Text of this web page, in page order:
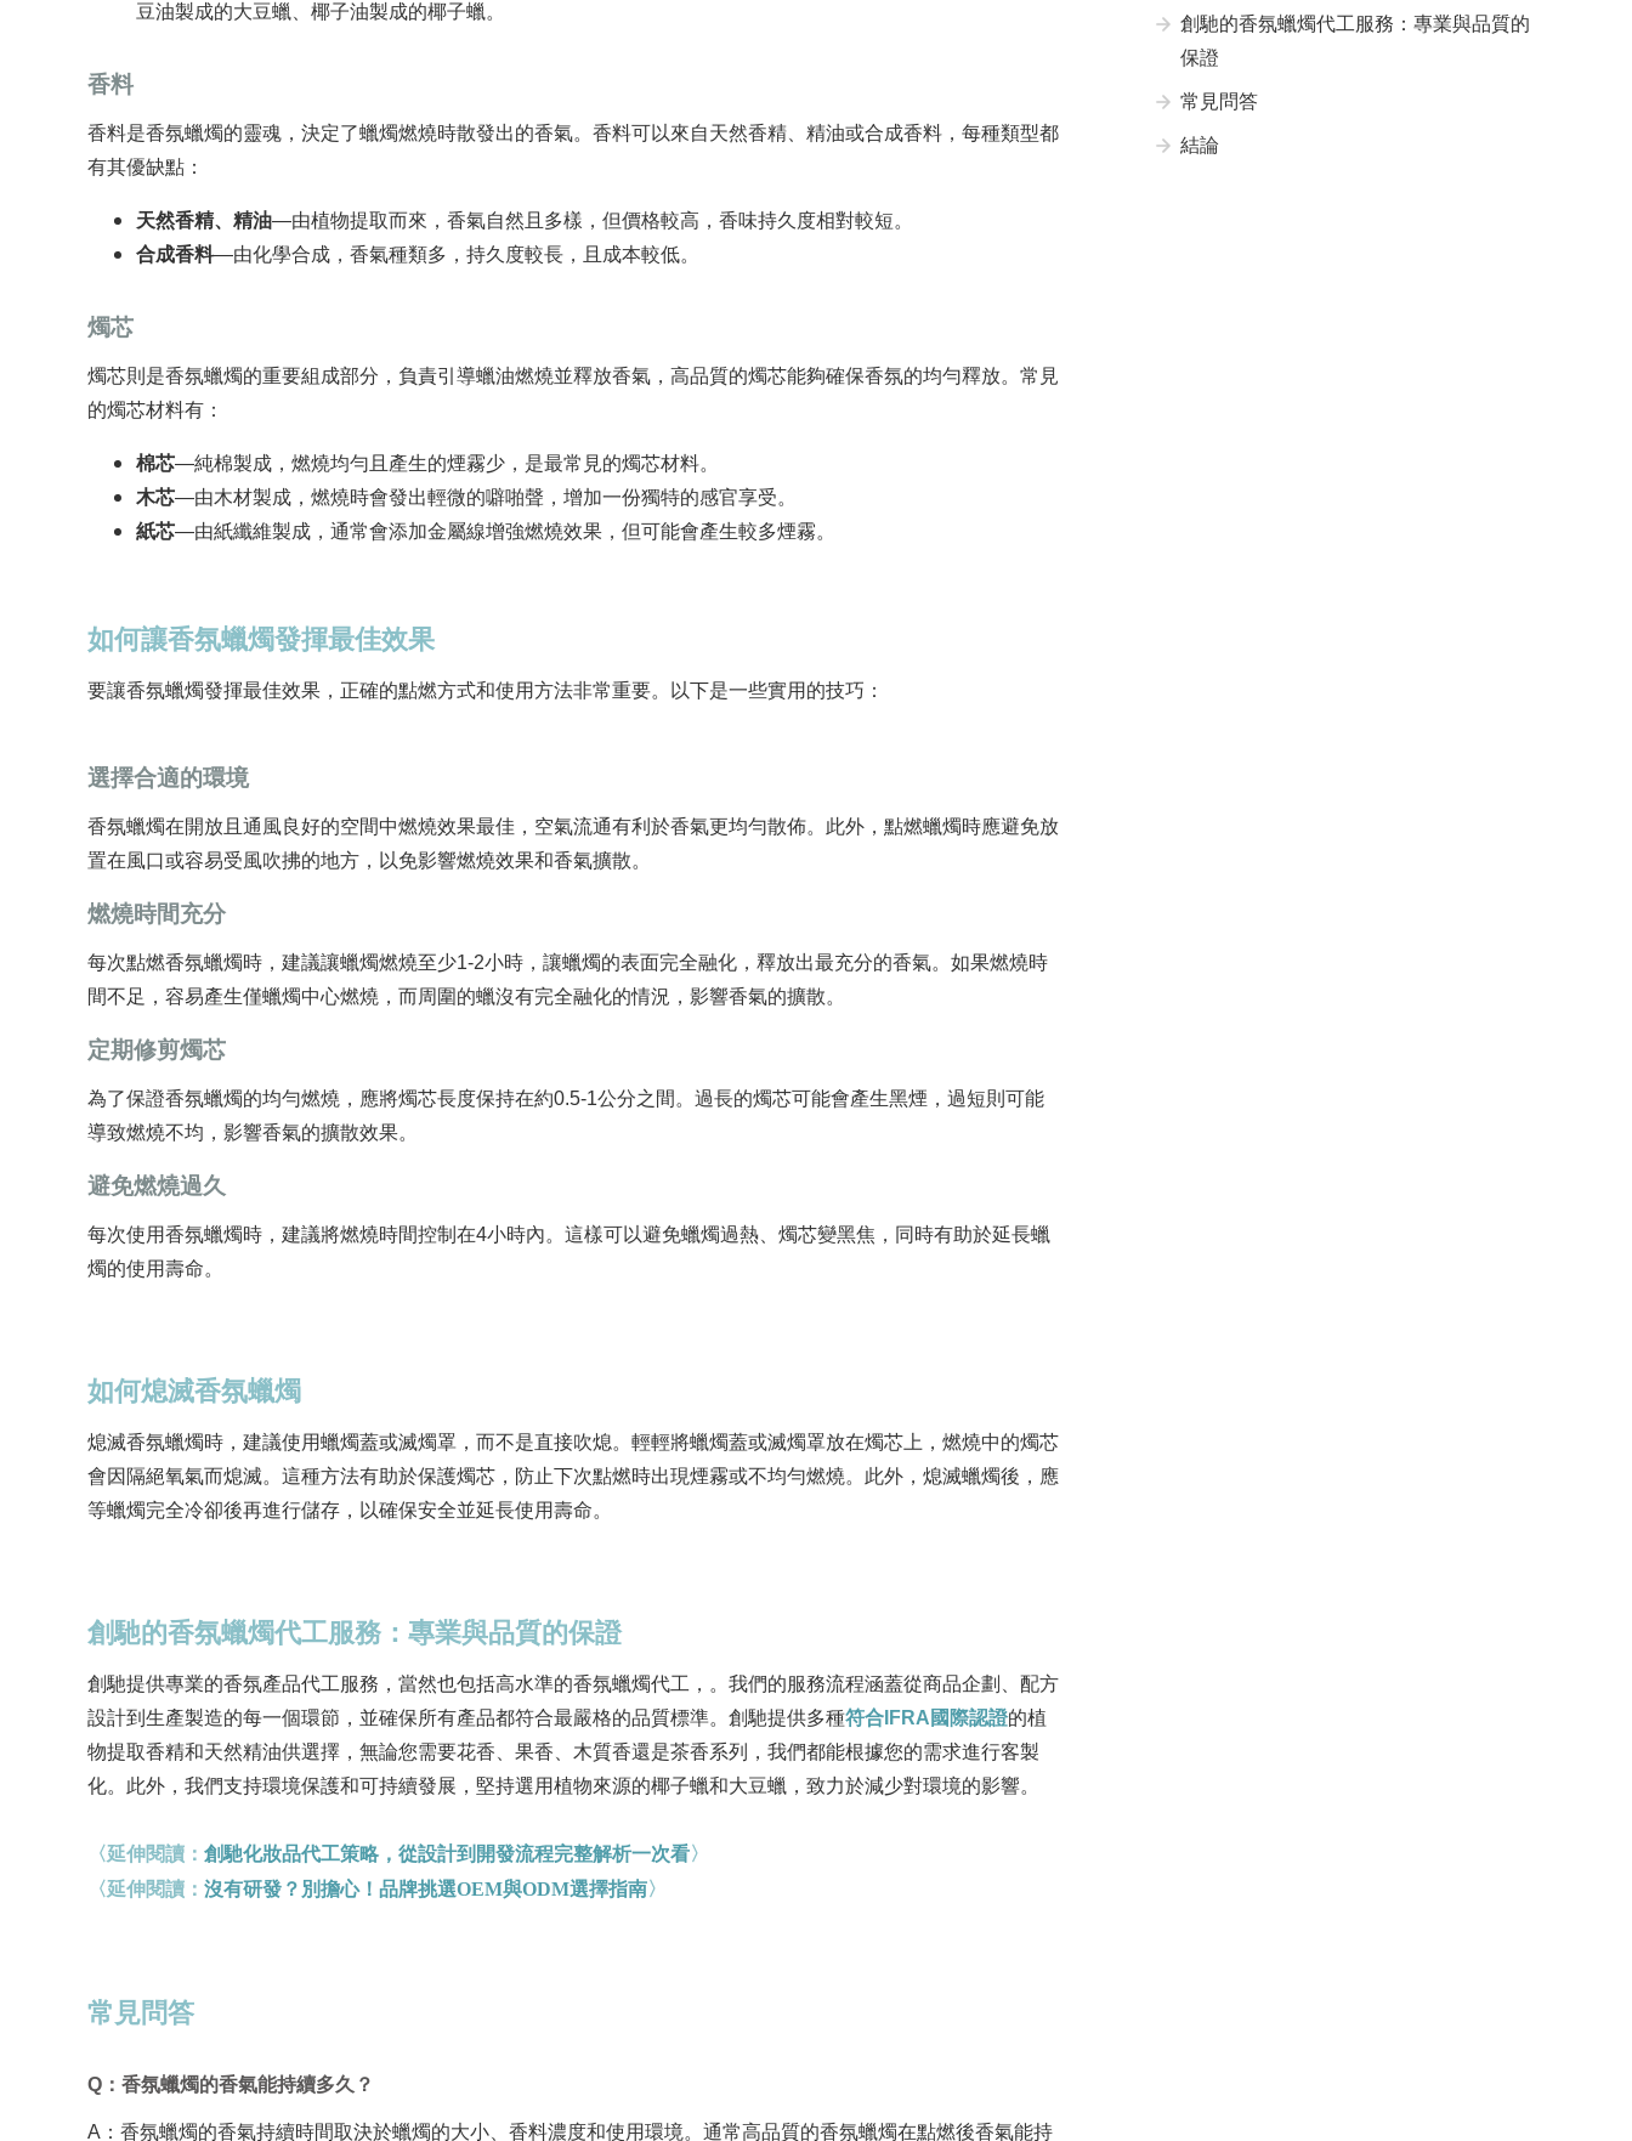
豆油製成的大豆蠟、椰子油製成的椰子蠟。
香料
香料是香氛蠟燭的靈魂，決定了蠟燭燃燒時散發出的香氣。香料可以來自天然香精、精油或合成香料，每種類型都
有其優缺點：
天然香精、精油—由植物提取而來，香氣自然且多樣，但價格較高，香味持久度相對較短。
合成香料—由化學合成，香氣種類多，持久度較長，且成本較低。
燭芯
燭芯則是香氛蠟燭的重要組成部分，負責引導蠟油燃燒並釋放香氣，高品質的燭芯能夠確保香氛的均勻釋放。常見
的燭芯材料有：
棉芯—純棉製成，燃燒均勻且產生的煙霧少，是最常見的燭芯材料。
木芯—由木材製成，燃燒時會發出輕微的噼啪聲，增加一份獨特的感官享受。
紙芯—由紙纖維製成，通常會添加金屬線增強燃燒效果，但可能會產生較多煙霧。
如何讓香氛蠟燭發揮最佳效果
要讓香氛蠟燭發揮最佳效果，正確的點燃方式和使用方法非常重要。以下是一些實用的技巧：
選擇合適的環境
香氛蠟燭在開放且通風良好的空間中燃燒效果最佳，空氣流通有利於香氣更均勻散佈。此外，點燃蠟燭時應避免放
置在風口或容易受風吹拂的地方，以免影響燃燒效果和香氣擴散。
燃燒時間充分
每次點燃香氛蠟燭時，建議讓蠟燭燃燒至少1-2小時，讓蠟燭的表面完全融化，釋放出最充分的香氣。如果燃燒時
間不足，容易產生僅蠟燭中心燃燒，而周圍的蠟沒有完全融化的情況，影響香氣的擴散。
定期修剪燭芯
為了保證香氛蠟燭的均勻燃燒，應將燭芯長度保持在約0.5-1公分之間。過長的燭芯可能會產生黑煙，過短則可能
導致燃燒不均，影響香氣的擴散效果。
避免燃燒過久
每次使用香氛蠟燭時，建議將燃燒時間控制在4小時內。這樣可以避免蠟燭過熱、燭芯變黑焦，同時有助於延長蠟
燭的使用壽命。
如何熄滅香氛蠟燭
熄滅香氛蠟燭時，建議使用蠟燭蓋或滅燭罩，而不是直接吹熄。輕輕將蠟燭蓋或滅燭罩放在燭芯上，燃燒中的燭芯
會因隔絕氧氣而熄滅。這種方法有助於保護燭芯，防止下次點燃時出現煙霧或不均勻燃燒。此外，熄滅蠟燭後，應
等蠟燭完全冷卻後再進行儲存，以確保安全並延長使用壽命。
創馳的香氛蠟燭代工服務：專業與品質的保證
創馳提供專業的香氛產品代工服務，當然也包括高水準的香氛蠟燭代工，。我們的服務流程涵蓋從商品企劃、配方
設計到生產製造的每一個環節，並確保所有產品都符合最嚴格的品質標準。創馳提供多種符合IFRA國際認證的植
物提取香精和天然精油供選擇，無論您需要花香、果香、木質香還是茶香系列，我們都能根據您的需求進行客製
化。此外，我們支持環境保護和可持續發展，堅持選用植物來源的椰子蠟和大豆蠟，致力於減少對環境的影響。
〈延伸閱讀： 創馳化妝品代工策略，從設計到開發流程完整解析一次看〉
〈延伸閱讀： 沒有研發？別擔心！品牌挑選OEM與ODM選擇指南〉
常見問答
Q ：香氛蠟燭的香氣能持續多久？
A ：香氛蠟燭的香氣持續時間取決於蠟燭的大小、香料濃度和使用環境。通常高品質的香氛蠟燭在點燃後香氣能持
創馳的香氛蠟燭代工服務：專業與品質的
保證
常見問答
結論